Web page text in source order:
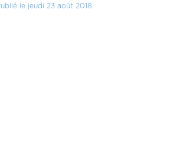
le jeudi 23 août 2018